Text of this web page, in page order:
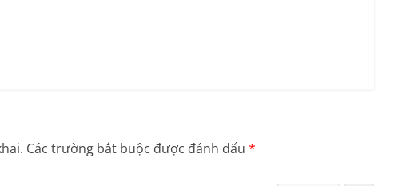
Các trường bắt buộc được đánh dấu *